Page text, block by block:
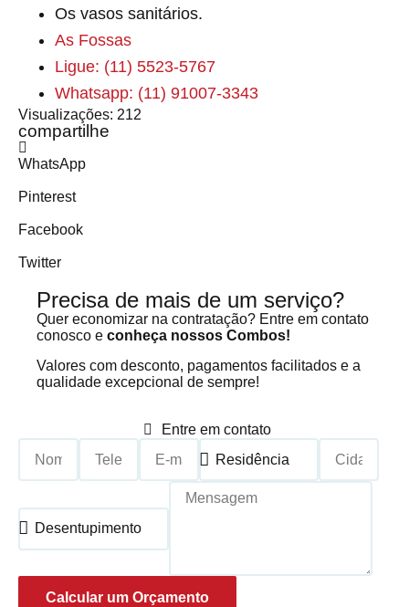
Os vasos sanitários.
As Fossas
Ligue: (11) 5523-5767
Whatsapp: (11) 91007-3343
Visualizações: 212
compartilhe
WhatsApp
Pinterest
Facebook
Twitter
Precisa de mais de um serviço?
Quer economizar na contratação? Entre em contato
conosco e conheça nossos Combos!
Valores com desconto, pagamentos facilitados e a
qualidade excepcional de sempre!
Entre em contato
Calcular um Orçamento